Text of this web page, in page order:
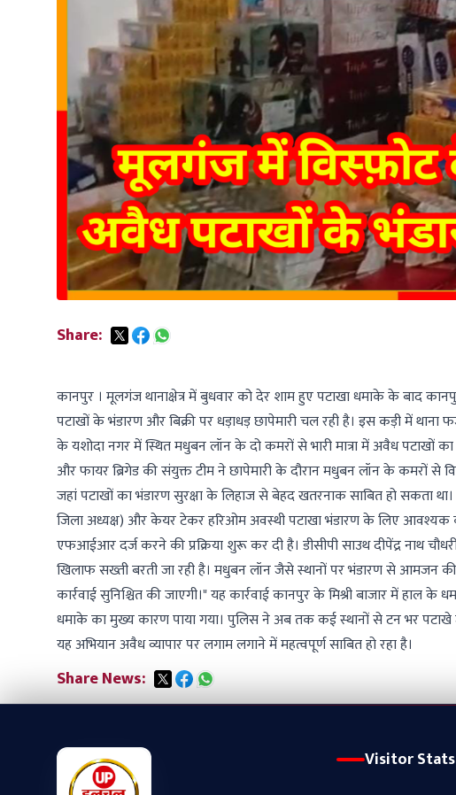
Share:
कानपुर । मूलगंज थानाक्षेत्र में बुधवार को देर शाम हुए पटाखा धमाके के बाद
पटाखों के भंडारण और बिक्री पर धड़ाधड़ छापेमारी चल रही है। इस कड़ी में
के यशोदा नगर में स्थित मधुबन लॉन के दो कमरों से भारी मात्रा में अवैध पटाखों
और फायर ब्रिगेड की संयुक्त टीम ने छापेमारी के दौरान मधुबन लॉन के कमरों से
जहां पटाखों का भंडारण सुरक्षा के लिहाज से बेहद खतरनाक साबित हो सकता था।
जिला अध्यक्ष) और केयर टेकर हरिओम अवस्थी पटाखा भंडारण के लिए
एफआईआर दर्ज करने की प्रक्रिया शुरू कर दी है। डीसीपी साउथ दीपेंद्र नाथ
खिलाफ सख्ती बरती जा रही है। मधुबन लॉन जैसे स्थानों पर भंडारण से आमजन
कार्रवाई सुनिश्चित की जाएगी।" यह कार्रवाई कानपुर के मिश्री बाजार में
धमाके का मुख्य कारण पाया गया। पुलिस ने अब तक कई स्थानों से टन भर
यह अभियान अवैध व्यापार पर लगाम लगाने में महत्वपूर्ण साबित हो रहा है।
Share News:
Visitor Stats